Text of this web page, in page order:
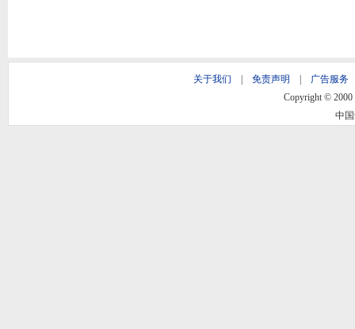
关于我们 免责声明 广告服务
Copyright © 2000
中